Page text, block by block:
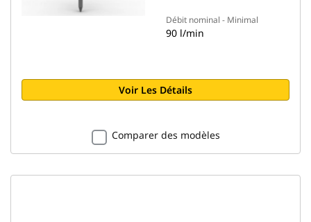
Débit nominal - Minimal
90 l/min
Voir Les Détails
Comparer des modèles